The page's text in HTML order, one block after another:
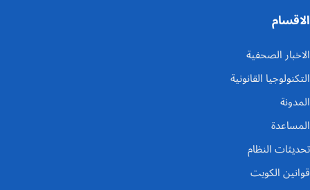
الاقسام
الاخبار الصحفية
التكنولوجيا القانونية
المدونة
المساعدة
تحديثات النظام
قوانين الكويت